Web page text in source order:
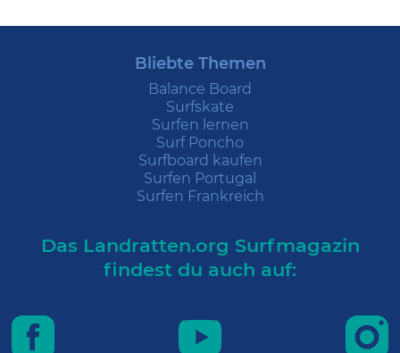
Bliebte Themen
Balance Board
Surfskate
Surfen lernen
Surf Poncho
Surfboard kaufen
Surfen Portugal
Surfen Frankreich
Das Landratten.org Surfmagazin
findest du auch auf: